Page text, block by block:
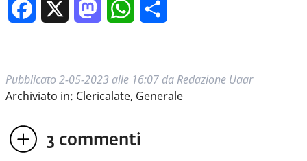
Facebook MastodonWhatsApp
Pubblicato 2-05-2023 alle 16:07 da Redazione Uaar
Archiviato in: Clericalate, Generale
3 commenti